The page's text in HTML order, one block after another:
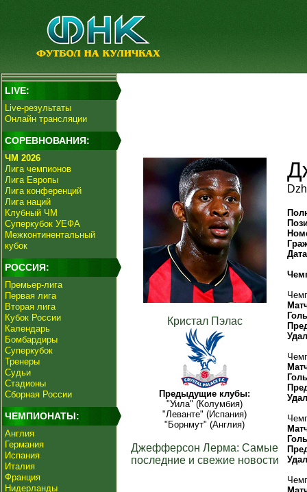
LIVE:
Live-результаты
Онлайн трансляции
СОРЕВНОВАНИЯ:
ЧМ 2026
Лига чемпионов
Лига Европы
Лига конференций
Лига наций
Клубный ЧМ
Суперкубок УЕФА
Межконтинентальный
кубок
РОССИЯ:
Премьер-лига
Первая лига
Вторая лига
Кубок России
Календарь
Бомбардиры
Суперкубок
Тренеры
Судьи
Стадионы
Сборная России
ЧЕМПИОНАТЫ:
Англия
Германия
Испания
Италия
Франция
Нидерланды
Кристал Пэлас
Предыдущие клубы:
"Уила" (Колумбия)
"Леванте" (Испания)
"Борнмут" (Англия)
Джефферсон Лерма: Самые
последние и свежие новости